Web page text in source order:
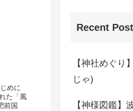
めに
た「風
前国
Recent
【神社めぐり
じゃ)
【神様図鑑】